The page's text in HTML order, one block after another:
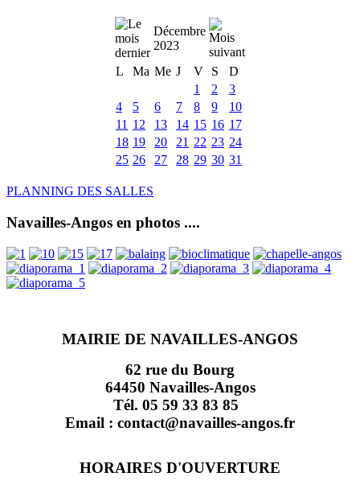
Décembre
2023
L
Ma Me J V S
D
1
2
3
4
5 6 7 8 9
10
11 12 13 14 15 16 17
18 19 20 21 22 23 24
25 26 27 28 29 30 31
PLANNING DES SALLES
Navailles-Angos en photos ....
MAIRIE DE NAVAILLES-ANGOS
62 rue du Bourg
64450 Navailles-Angos
Tél. 05 59 33 83 85
Email : contact@navailles-angos.fr
HORAIRES D'OUVERTURE